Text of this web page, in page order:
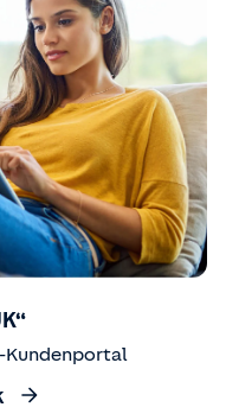
Kundenportal